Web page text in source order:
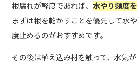
根腐れが軽度であれば、 水やり頻度
まずは根を乾かすことを優先して水
度止めるのがおすすめです。
その後は植え込み材を触って、水気